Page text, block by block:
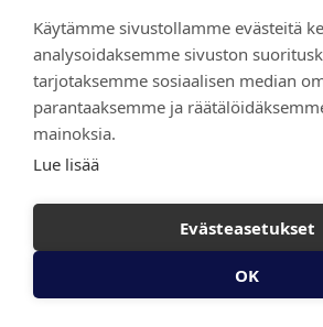
Käytämme sivustollamme evästeitä
analysoidaksemme sivuston
tarjotaksemme sosiaalisen median
parantaaksemme ja
mainoksia.
Lue lisää
Evästeasetukset
OK
© 2026 Aihki Design |
Peruutusoikeus